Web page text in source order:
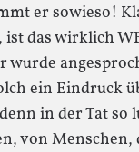
er sowieso!
das wirklich
wurde
ein Eindruck
in der Tat so
von Menschen,